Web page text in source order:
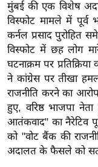
वि
शे
ष
ज्ञ
रा
य
ब
ज
ट
मुंबई की एक विशेष
विस्फोट मामले में पूर्व
कर्नल प्रसाद पुरोहित
विस्फोट में छह लोग
घटनाक्रम पर
ने कांग्रेस पर तीखा
राजनीति करने का
हुए, वरिष्ठ भाजपा
आतंकवाद" का नैरेटिव
को "वोट बैंक की
अदालत के फैसले को